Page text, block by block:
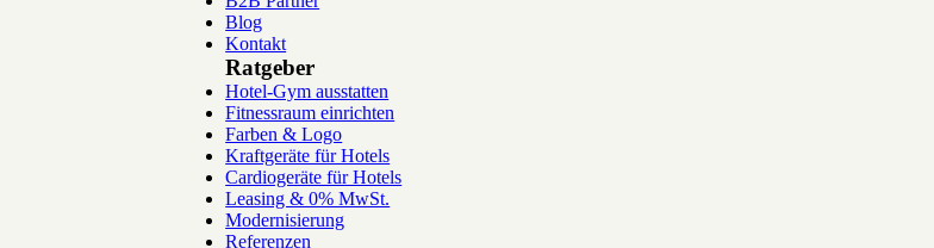
Blog
Kontakt
Ratgeber
Hotel-Gym ausstatten
Fitnessraum einrichten
Farben & Logo
Kraftgeräte für Hotels
Cardiogeräte für Hotels
Leasing & 0% MwSt.
Modernisierung
Referenzen